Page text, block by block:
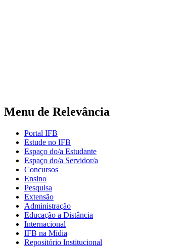
Menu de Relevância
Portal IFB
Estude no IFB
Espaço do/a Estudante
Espaço do/a Servidor/a
Concursos
Ensino
Pesquisa
Extensão
Administração
Educação a Distância
Internacional
IFB na Mídia
Repositório Institucional